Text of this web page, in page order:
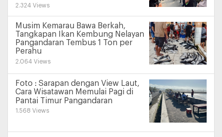
2.324 Views
Musim Kemarau Bawa Berkah,
Tangkapan Ikan Kembung Nelayan
Pangandaran Tembus 1 Ton per
Perahu
2.064 Views
Foto : Sarapan dengan View Laut,
Cara Wisatawan Memulai Pagi di
Pantai Timur Pangandaran
1.568 Views